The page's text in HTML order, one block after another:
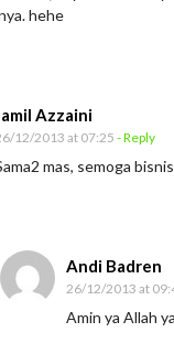
hehe
Azzaini
12/2013 at 07:25- Reply
mas, semoga
Andi Badren
26/12/2013 at
Amin ya Allah